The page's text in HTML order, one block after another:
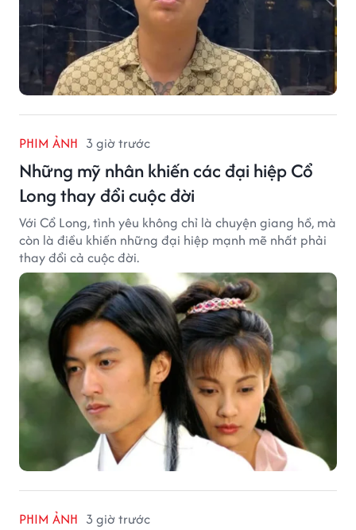
PHIM ẢNH 3 giờ trước
Những mỹ nhân khiến các đại hiệp Cổ
Long thay đổi cuộc đời
Với Cổ Long, tình yêu không chỉ là chuyện giang hồ, mà
còn là điều khiến những đại hiệp mạnh mẽ nhất phải
thay đổi cả cuộc đời.
PHIM ẢNH 3 giờ trước